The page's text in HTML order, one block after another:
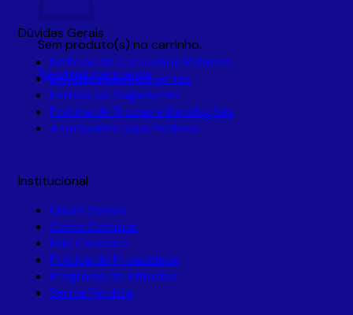
Sem produto(s) no carrinho.
Retornar para a loja
Dúvidas Gerais
Notícias de Concursos Públicos
Dúvidas mais frequentes
Formas de Pagamento
Política de Trocas e Devoluções
Acompanhe seus Pedidos
Institucional
Quem Somos
Como Comprar
Fale Conosco
Política de Privacidade
Programa de Afiliados
Senha Perdida